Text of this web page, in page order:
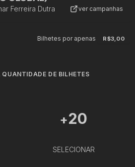
Ferreira Dutra ver campanhas
Bilhetes por apenas R$3,00
QUANTIDADE DE BILHETES
+20
SELECIONAR